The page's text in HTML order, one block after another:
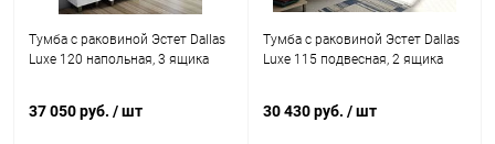
Тумба с раковиной Эстет Dallas
Luxe 120 напольная, 3 ящика
37 050 руб. / шт
Тумба с раковиной Эстет Dallas
Luxe 115 подвесная, 2 ящика
30 430 руб. / шт